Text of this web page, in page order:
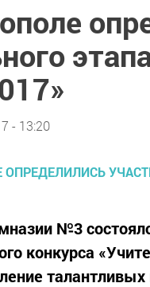
- 13:20
№3
конкурса
талантливых